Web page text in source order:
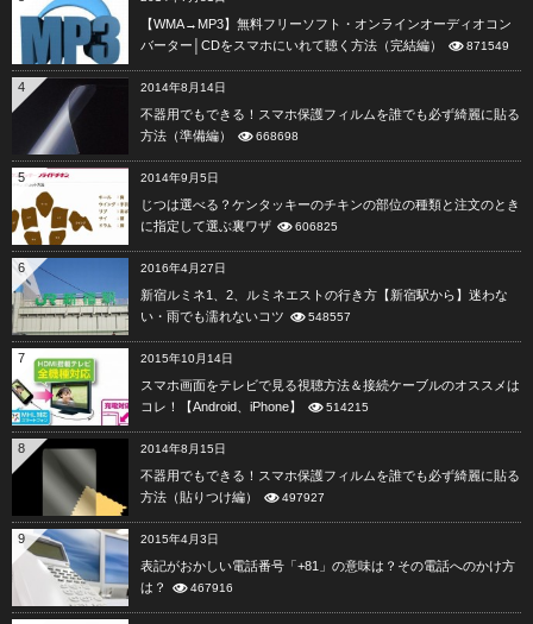
【WMA→MP3】無料フリーソフト・オンラインオーディオコン
バーター│CDをスマホにいれて聴く方法（完結編）
871549
4 2014年8月14日
不器用でもできる！スマホ保護フィルムを誰でも必ず綺麗に貼る
方法（準備編）
668698
5 2014年9月5日
じつは選べる？ケンタッキーのチキンの部位の種類と注文のとき
に指定して選ぶ裏ワザ
606825
6 2016年4月27日
新宿ルミネ1、2、ルミネエストの行き方【新宿駅から】迷わな
い・雨でも濡れないコツ
548557
7 2015年10月14日
スマホ画面をテレビで見る視聴方法＆接続ケーブルのオススメは
コレ！【Android、iPhone】
514215
8 2014年8月15日
不器用でもできる！スマホ保護フィルムを誰でも必ず綺麗に貼る
方法（貼りつけ編）
497927
9 2015年4月3日
表記がおかしい電話番号「+81」の意味は？その電話へのかけ方
は？
467916